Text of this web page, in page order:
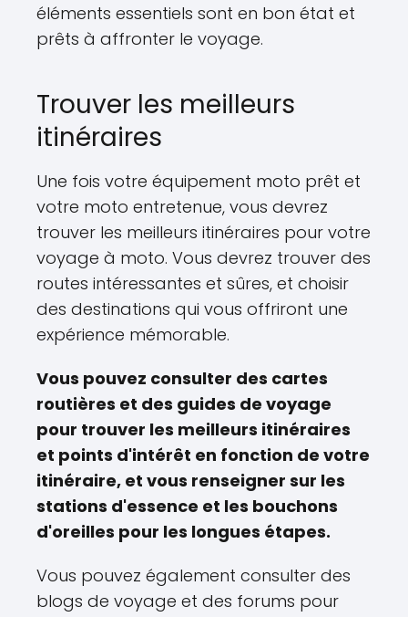
éléments essentiels sont en bon état et
prêts à affronter le voyage.
Trouver les meilleurs
itinéraires
Une fois votre équipement moto prêt et
votre moto entretenue, vous devrez
trouver les meilleurs itinéraires pour votre
voyage à moto. Vous devrez trouver des
routes intéressantes et sûres, et choisir
des destinations qui vous offriront une
expérience mémorable.
Vous pouvez consulter des cartes
routières et des guides de voyage
pour trouver les meilleurs itinéraires
et points d'intérêt en fonction de votre
itinéraire, et vous renseigner sur les
stations d'essence et les bouchons
d'oreilles pour les longues étapes.
Vous pouvez également consulter des
blogs de voyage et des forums pour